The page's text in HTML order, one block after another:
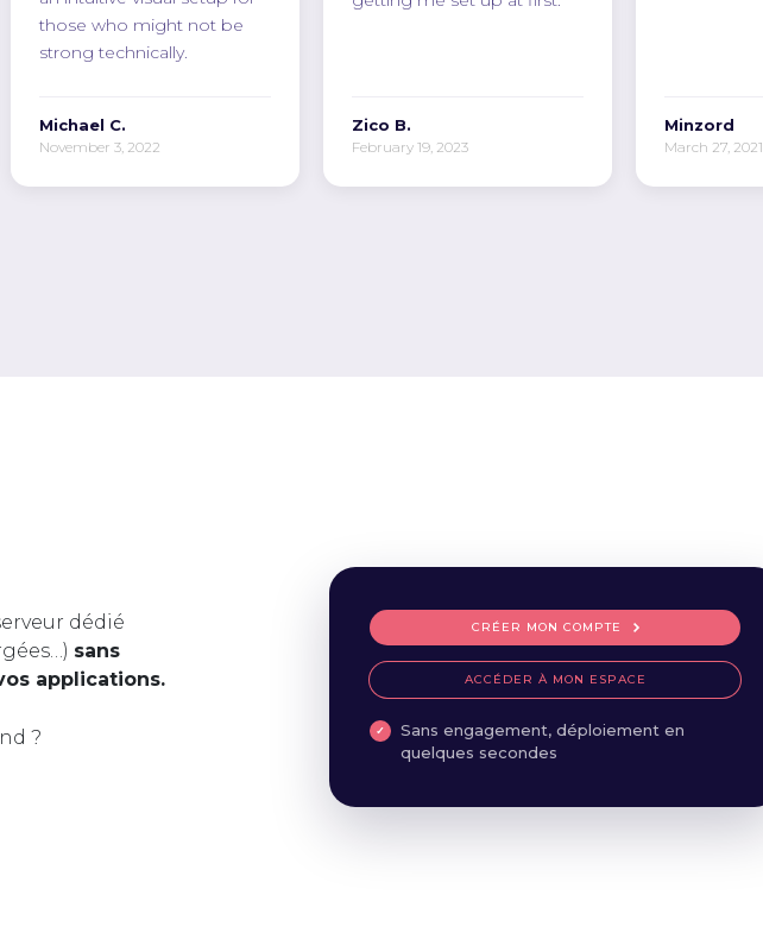
those who might not be
strong technically.
Michael C.
November 3, 2022
Zico B.
February 19, 2023
Minzord
March 27, 2021
dédié
sans
applications.
?
CRÉER MON COMPTE
ACCÉDER À MON ESPACE
Sans engagement, déploiement en
quelques secondes